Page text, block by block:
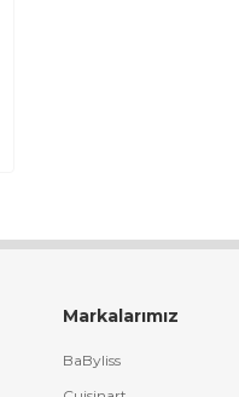
Markalarımız
BaByliss